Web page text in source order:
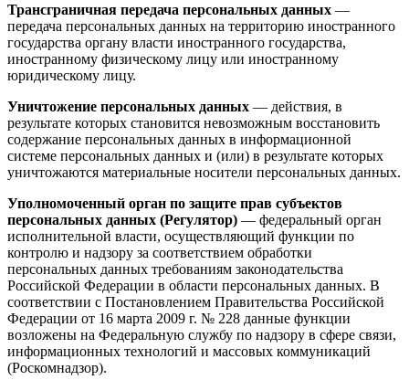
Трансграничная передача персональных данных —
передача персональных данных на территорию иностранного
государства органу власти иностранного государства,
иностранному физическому лицу или иностранному
юридическому лицу.
Уничтожение персональных данных — действия, в
результате которых становится невозможным восстановить
содержание персональных данных в информационной
системе персональных данных и (или) в результате которых
уничтожаются материальные носители персональных данных.
Уполномоченный орган по защите прав субъектов
персональных данных (Регулятор) — федеральный орган
исполнительной власти, осуществляющий функции по
контролю и надзору за соответствием обработки
персональных данных требованиям законодательства
Российской Федерации в области персональных данных. В
соответствии с Постановлением Правительства Российской
Федерации от 16 марта 2009 г. № 228 данные функции
возложены на Федеральную службу по надзору в сфере связи,
информационных технологий и массовых коммуникаций
(Роскомнадзор).